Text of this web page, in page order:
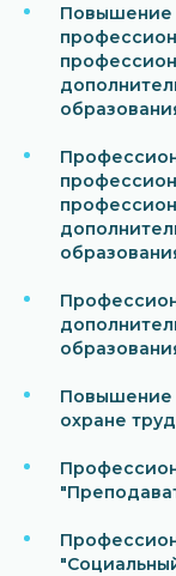
Повышение
Повышение
охране